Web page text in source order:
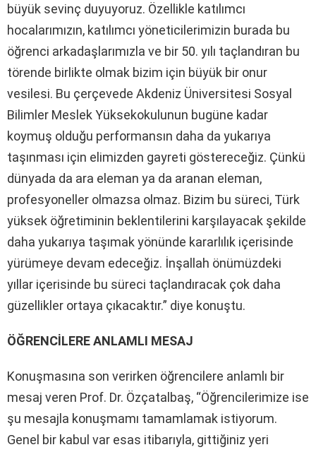
büyük sevinç duyuyoruz. Özellikle katılımcı
hocalarımızın, katılımcı yöneticilerimizin burada bu
öğrenci arkadaşlarımızla ve bir 50. yılı taçlandıran bu
törende birlikte olmak bizim için büyük bir onur
vesilesi. Bu çerçevede Akdeniz Üniversitesi Sosyal
Bilimler Meslek Yüksekokulunun bugüne kadar
koymuş olduğu performansın daha da yukarıya
taşınması için elimizden gayreti göstereceğiz. Çünkü
dünyada da ara eleman ya da aranan eleman,
profesyoneller olmazsa olmaz. Bizim bu süreci, Türk
yüksek öğretiminin beklentilerini karşılayacak şekilde
daha yukarıya taşımak yönünde kararlılık içerisinde
yürümeye devam edeceğiz. İnşallah önümüzdeki
yıllar içerisinde bu süreci taçlandıracak çok daha
güzellikler ortaya çıkacaktır.” diye konuştu.
ÖĞRENCİLERE ANLAMLI MESAJ
Konuşmasına son verirken öğrencilere anlamlı bir
mesaj veren Prof. Dr. Özçatalbaş, “Öğrencilerimize ise
şu mesajla konuşmamı tamamlamak istiyorum.
Genel bir kabul var esas itibarıyla, gittiğiniz yeri